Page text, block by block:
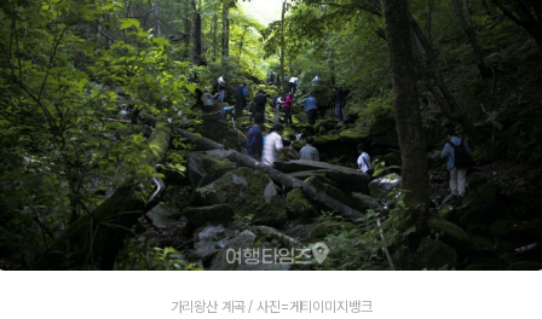
가리왕산 계곡 / 사진=게티이미지뱅크